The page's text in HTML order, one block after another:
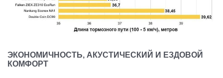
ЭКОНОМИЧНОСТЬ, АКУСТИЧЕСКИЙ И ЕЗДОВОЙ
КОМФОРТ